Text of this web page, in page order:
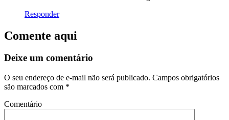
Responder
Comente aqui
Deixe um comentário
O seu endereço de e-mail não será publicado. Campos obrigatórios
são marcados com *
Comentário